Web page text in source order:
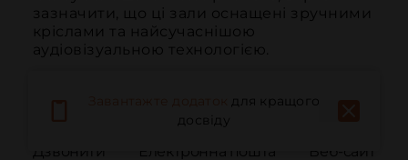
зазначити, що ці зали оснащені зручними
кріслами та найсучаснішою
аудіовізуальною технологією.
Дзвонити Електронна пошта Веб-сайт
для кращого
досвіду